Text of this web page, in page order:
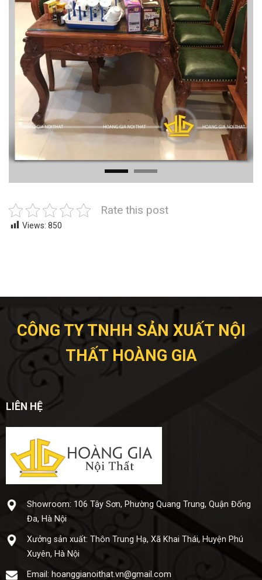
Rate this post
Views: 850
CÔNG TY TNHH SẢN XUẤT NỘI
THẤT HOÀNG GIA
LIÊN HỆ
Showroom: 106 Tây Sơn, Phường Quang Trung, Quận Đống
Đa, Hà Nội
Xưở​ng sả​n xuấ​t: Thôn Trung Hạ, Xã Khai Thái, Huyện Phú
Xuyên, Hà Nội
Email: hoanggianoithat.vn@gmail.com